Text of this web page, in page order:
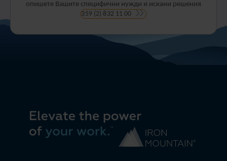
опишете Вашите специфични нужди и искани решения
359 (2) 832 11 00